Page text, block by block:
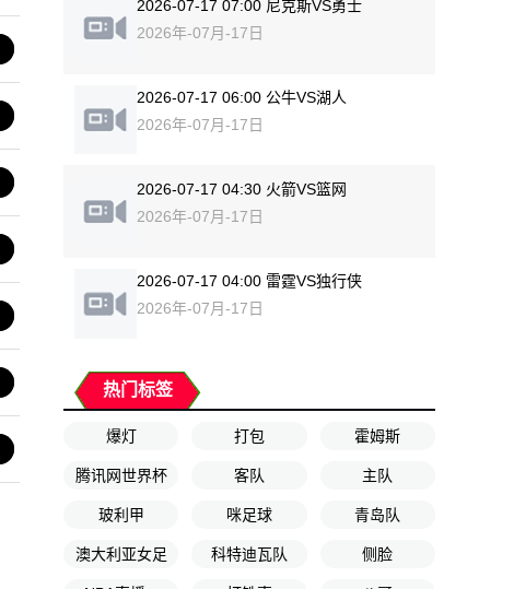
2026-07-17 07:00 尼克斯VS勇士
2026年-07月-17日
2026-07-17 06:00 公牛VS湖人
2026年-07月-17日
2026-07-17 04:30 火箭VS篮网
2026年-07月-17日
2026-07-17 04:00 雷霆VS独行侠
2026年-07月-17日
热门标签
爆灯 打包 霍姆斯
腾讯网世界杯 客队 主队
玻利甲 咪足球 青岛队
澳大利亚女足 科特迪瓦队 侧脸